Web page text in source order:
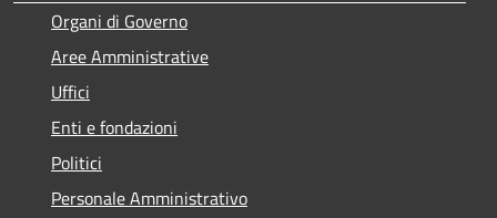
Organi di Governo
Aree Amministrative
Uffici
Enti e fondazioni
Politici
Personale Amministrativo